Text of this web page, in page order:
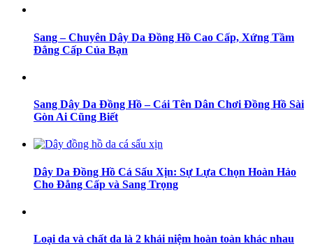
Sang – Chuyên Dây Da Đồng Hồ Cao Cấp, Xứng Tầm
Đẳng Cấp Của Bạn
Sang Dây Da Đồng Hồ – Cái Tên Dân Chơi Đồng Hồ Sài
Gòn Ai Cũng Biết
Dây Da Đồng Hồ Cá Sấu Xịn: Sự Lựa Chọn Hoàn Hảo
Cho Đẳng Cấp và Sang Trọng
Loại da và chất da là 2 khái niệm hoàn toàn khác nhau